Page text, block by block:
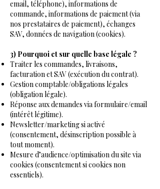
email, téléphone), informations de
commande, informations de paiement (via
nos prestataires de paiement), échanges
SAV, données de navigation (cookies).
3) Pourquoi et sur quelle base légale ?
Traiter les commandes, livraisons,
facturation et SAV (exécution du contrat).
Gestion comptable/obligations légales
(obligation légale).
Réponse aux demandes via formulaire/email
(intérêt légitime).
Newsletter/marketing si activé
(consentement, désinscription possible à
tout moment).
Mesure d’audience/optimisation du site via
cookies (consentement si cookies non
essentiels).